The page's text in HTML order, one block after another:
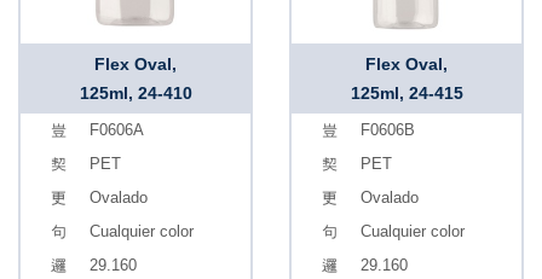
Flex Oval,
125ml, 24-410
F0606A
PET
Ovalado
Cualquier color
29.160
Flex Oval,
125ml, 24-415
F0606B
PET
Ovalado
Cualquier color
29.160